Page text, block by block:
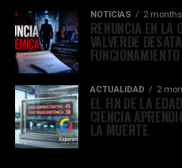
NOTICIAS 2
RENUNCIA EN LA
VALVERDE
ACTUALIDAD 2
EL FIN DE LA
CIENCIA
LA MUERTE